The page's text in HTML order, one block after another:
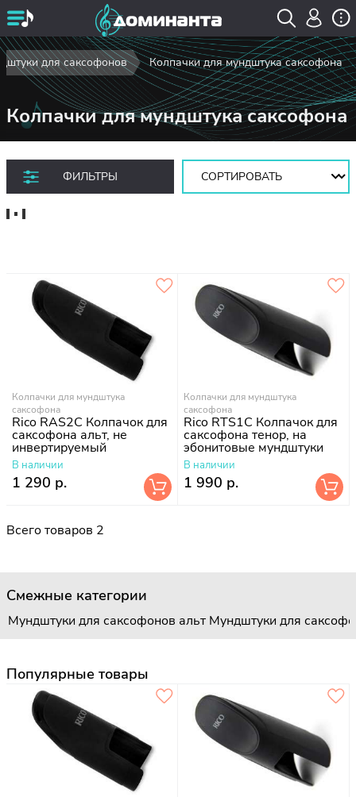
для саксофонов Колпачки для мундштука саксофона
Колпачки для мундштука саксофона
ФИЛЬТРЫ
Сортировать:
Колпачки для мундштука
саксофона
Rico RAS2C Колпачок для
саксофона альт, не
инвертируемый
В наличии
1 290 р.
Колпачки для мундштука
саксофона
Rico RTS1C Колпачок для
саксофона тенор, на
эбонитовые мундштуки
В наличии
1 990 р.
Всего товаров 2
Смежные категории
Мундштуки для саксофонов альт Мундштуки для
Популярные товары